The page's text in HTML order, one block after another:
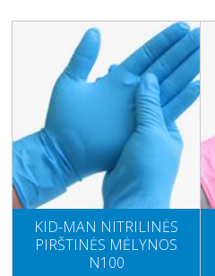
KID-MAN NITRILINĖS
PIRŠTINĖS MĖLYNOS
N100